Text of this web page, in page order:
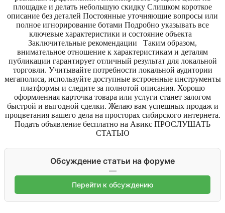
площадке и делать небольшую скидку Слишком короткое
описание без деталей Постоянные уточняющие вопросы или
полное игнорирование ботами Подробно указывать все
ключевые характеристики и состояние объекта
Заключительные рекомендации Таким образом,
внимательное отношение к характеристикам и деталям
публикации гарантирует отличный результат для локальной
торговли. Учитывайте потребности локальной аудитории
мегаполиса, используйте доступные встроенные инструменты
платформы и следите за полнотой описания. Хорошо
оформленная карточка товара или услуги станет залогом
быстрой и выгодной сделки. Желаю вам успешных продаж и
процветания вашего дела на просторах сибирского интернета.
Подать объявление бесплатно на Авикс ПРОСЛУШАТЬ
СТАТЬЮ
Обсуждение статьи на форуме
—
Перейти к обсуждению